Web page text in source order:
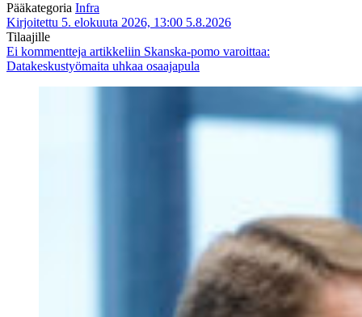
Pääkategoria Infra
Kirjoitettu 5. elokuuta 2026, 13:00 5.8.2026
Tilaajille
Ei kommentteja artikkeliin Skanska-pomo varoittaa:
Datakeskustyömaita uhkaa osaajapula